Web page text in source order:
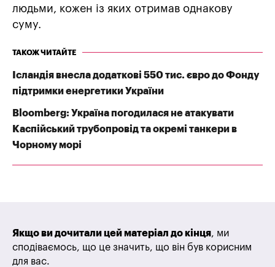
людьми, кожен із яких отримав однакову
суму.
ТАКОЖ ЧИТАЙТЕ
Ісландія внесла додаткові 550 тис. євро до Фонду
підтримки енергетики України
Bloomberg: Україна погодилася не атакувати
Каспійський трубопровід та окремі танкери в
Чорному морі
Якщо ви дочитали цей матеріал до кінця, ми
сподіваємось, що це значить, що він був корисним
для вас.